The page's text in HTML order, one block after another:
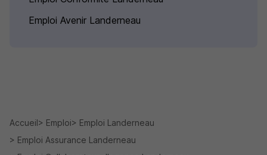
Emploi Avenir Landerneau
Accueil Emploi
Emploi Landerneau
Emploi Assurance Landerneau